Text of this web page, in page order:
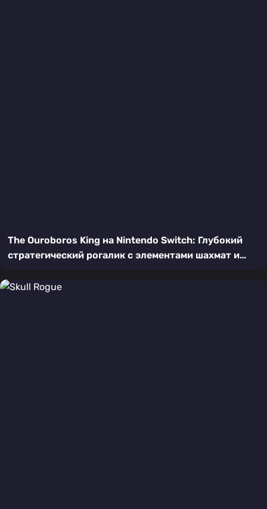
The Ouroboros King на Nintendo Switch: Глубокий
стратегический рогалик с элементами шахмат и